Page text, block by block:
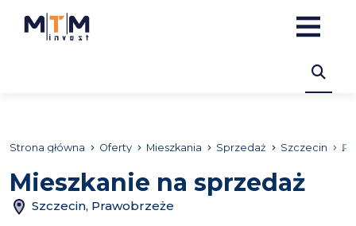
Strona główna Oferty Mieszkania Sprzedaż Szczecin
Mieszkanie na sprzedaż
Szczecin, Prawobrzeże